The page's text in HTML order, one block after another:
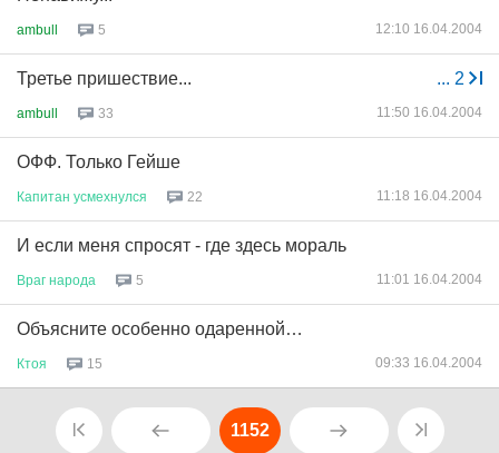
ambull 5 12:10 16.04.2004
... 2
Третье пришествие...
ambull 33 11:50 16.04.2004
ОФФ. Только Гейше
Капитан усмехнулся 22 11:18 16.04.2004
И если меня спросят - где здесь мораль
Враг народа 5 11:01 16.04.2004
Объясните особенно одаренной…
Ктоя 15 09:33 16.04.2004
1152